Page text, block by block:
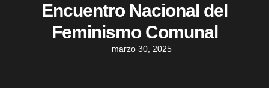
Encuentro Nacional del
Feminismo Comunal
marzo 30, 2025